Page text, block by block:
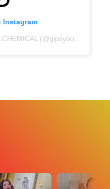
Instagram
Un post condiviso da ROSA CHEMICAL (@gipsyboirosa)